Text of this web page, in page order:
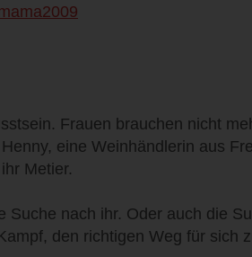
Frauen brauchen nicht
eine Weinhändlerin aus
Metier.
Suche nach ihr. Oder auch die
den richtigen Weg für sich